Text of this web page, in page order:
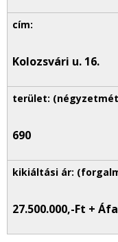
Kolozsvári u. 16.
690
27.500.000,-Ft + Áfa